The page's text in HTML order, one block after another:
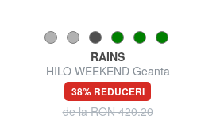
RAINS
HILO WEEKEND Geanta
impermeabila
38% REDUCERI
de la RON 420.20